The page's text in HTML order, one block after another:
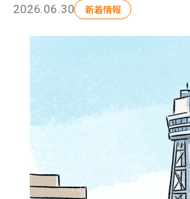
2026.06.30 新着情報